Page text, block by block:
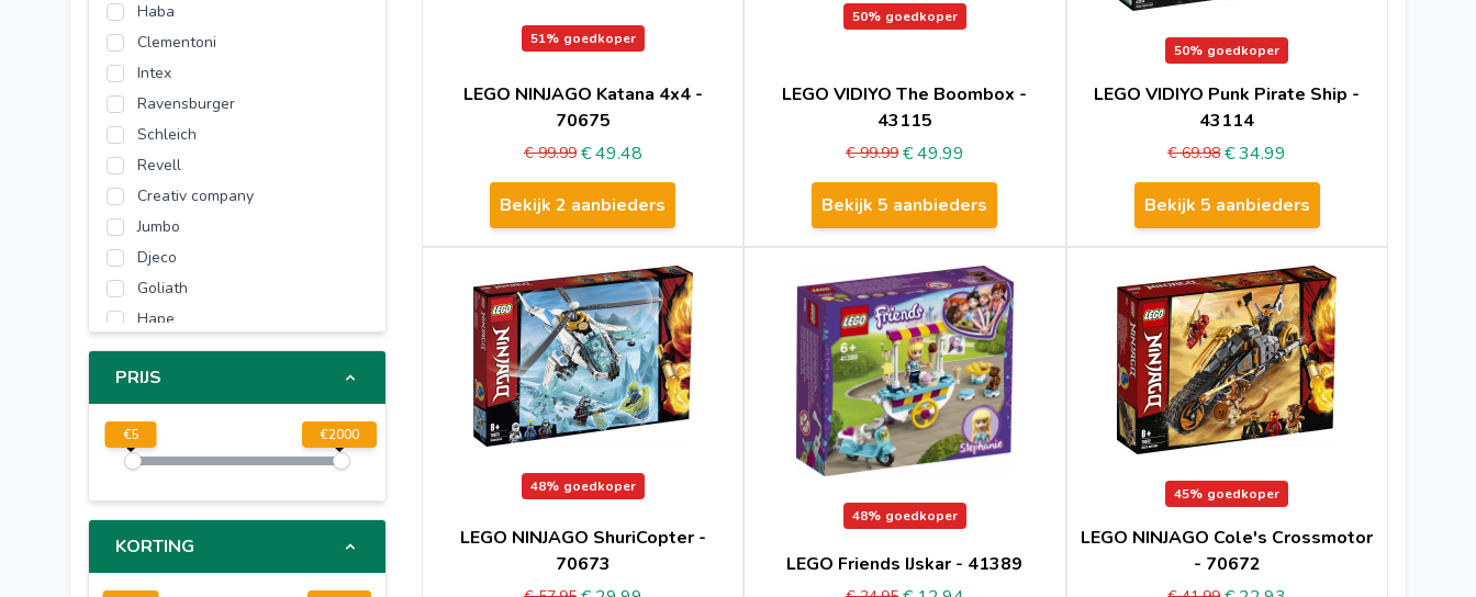
Haba
Clementoni
Intex
Ravensburger
Schleich
Revell
Creativ company
Jumbo
Djeco
Goliath
Hape
BIGJIGS
SES
STABILO
Hama
VTech
NERF
PRIJS
€5 €2000
KORTING
51% goedkoper
LEGO NINJAGO Katana 4x4 -
70675
€ 99.99 € 49.48
Bekijk 2 aanbieders
50% goedkoper
LEGO VIDIYO The Boombox -
43115
€ 99.99 € 49.99
Bekijk 5 aanbieders
50% goedkoper
LEGO VIDIYO Punk Pirate Ship -
43114
€ 69.98 € 34.99
Bekijk 5 aanbieders
48% goedkoper
LEGO NINJAGO ShuriCopter -
70673
48% goedkoper
LEGO Friends IJskar - 41389
45% goedkoper
LEGO NINJAGO Cole's Crossmotor
- 70672